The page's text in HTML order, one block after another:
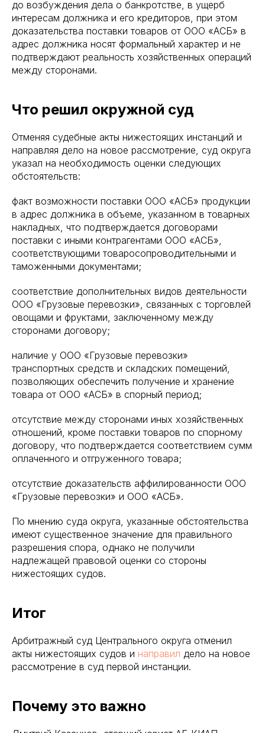
до возбуждения дела о банкротстве, в ущерб
интересам должника и его кредиторов, при этом
доказательства поставки товаров от ООО «АСБ» в
адрес должника носят формальный характер и не
подтверждают реальность хозяйственных операций
между сторонами.
Что решил окружной суд
Отменяя судебные акты нижестоящих инстанций и
направляя дело на новое рассмотрение, суд округа
указал на необходимость оценки следующих
обстоятельств:
факт возможности поставки ООО «АСБ» продукции
в адрес должника в объеме, указанном в товарных
накладных, что подтверждается договорами
поставки с иными контрагентами ООО «АСБ»,
соответствующими товаросопроводительными и
таможенными документами;
соответствие дополнительных видов деятельности
ООО «Грузовые перевозки», связанных с торговлей
овощами и фруктами, заключенному между
сторонами договору;
наличие у ООО «Грузовые перевозки»
транспортных средств и складских помещений,
позволяющих обеспечить получение и хранение
товара от ООО «АСБ» в спорный период;
отсутствие между сторонами иных хозяйственных
отношений, кроме поставки товаров по спорному
договору, что подтверждается соответствием сумм
оплаченного и отгруженного товара;
отсутствие доказательств аффилированности ООО
«Грузовые перевозки» и ООО «АСБ».
По мнению суда округа, указанные обстоятельства
имеют существенное значение для правильного
разрешения спора, однако не получили
надлежащей правовой оценки со стороны
нижестоящих судов.
Итог
Арбитражный суд Центрального округа отменил
акты нижестоящих судов и направил дело на новое
рассмотрение в суд первой инстанции.
Почему это важно